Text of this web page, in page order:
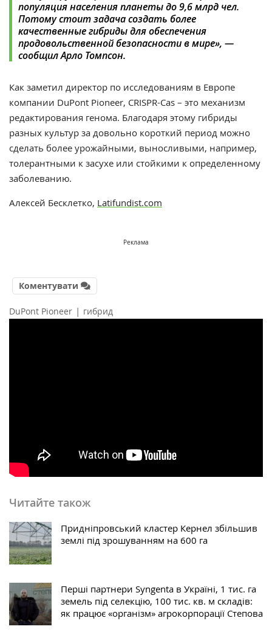
популяция населения планеты до 9,6 млрд чел.
Потому стоит задача создать более
качественные гибриды для обеспечения
продовольственной безопасности в мире», —
сообщил Арло Томпсон.
Как заметил директор по исследованиям в Европе
компании DuPont Pioneer, CRISPR-Cas – это механизм
редактирования генома. Благодаря этому гибриды
разных культур за довольно короткий период можно
сделать более урожайными, выносливыми, например,
толерантными к засухе или стойкими к определенному
заболеванию.
Алексей Бесклетко, Latifundist.com
Реклама
Коментувати
DuPont Pioneer | гибрид
Читайте також
Придніпровський кластер Кернел збільшив
землі під зрошуванням на 600 га
Перші партнери Syngenta в Україні, 1 тис. га
земель під селекцію, 100 тис. кв. м складів:
як працює «організм» агрокорпорації Степова